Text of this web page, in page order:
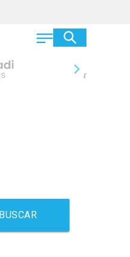
chevron_right
BUSCAR